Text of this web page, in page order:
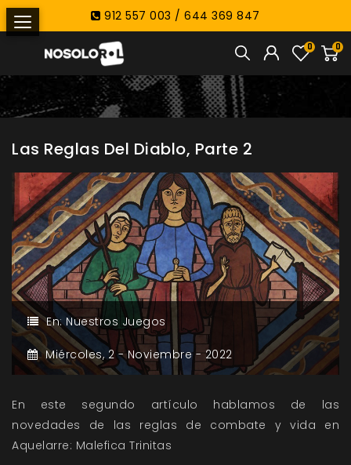
912 557 003 / 644 369 847
0
0
Las Reglas Del Diablo, Parte 2
En:Nuestros Juegos
Miércoles, 2 -Noviembre - 2022
En este segundo artículo hablamos de las
novedades de las reglas de combate y vida en
Aquelarre: Malefica Trinitas